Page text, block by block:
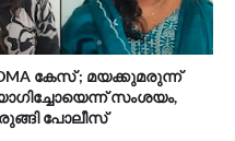
കേസ് ; മയക്കുമരുന്ന്
സംശയം,
പോലീസ്